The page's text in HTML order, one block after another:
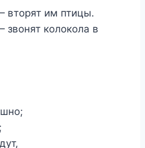
вторят им птицы.
звонят колокола в